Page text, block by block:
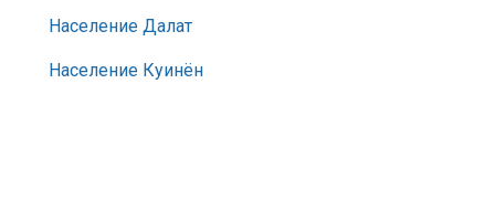
Население Далат
Население Куинён